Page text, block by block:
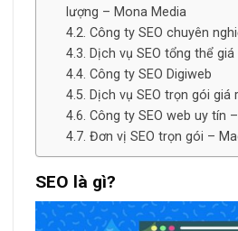
lượng – Mona Media
Công ty SEO chuyên
Dịch vụ SEO tổng thể
Công ty SEO Digiweb
Dịch vụ SEO trọn gói giá
Công ty SEO web uy tín
Đơn vị SEO trọn gói –
SEO là gì?